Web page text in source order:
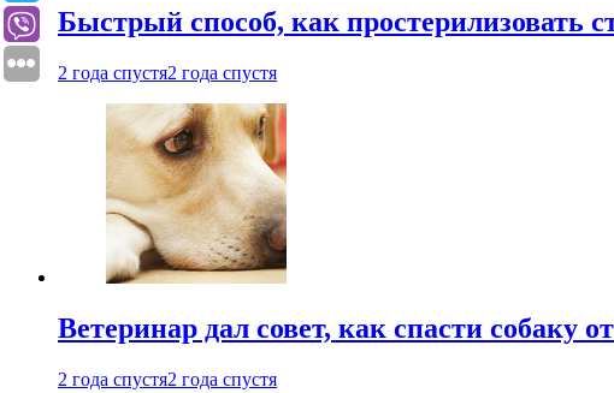
Быстрый способ, как простерилизовать
2 года спустя2 года спустя
Ветеринар дал совет, как спасти собаку
2 года спустя2 года спустя